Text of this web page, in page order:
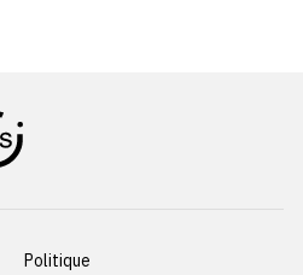
Politique